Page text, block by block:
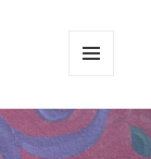
WIDGETS